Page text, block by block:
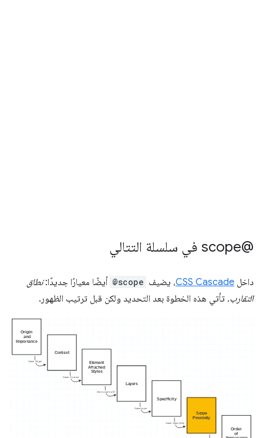
‫@scope في سلسلة التتالي
داخل CSS Cascade، يضيف @scope أيضًا معيارًا جديدًا:نطاق
التقارب. تأتي هذه الخطوة بعد التحديد ولكن قبل ترتيب الظهور.